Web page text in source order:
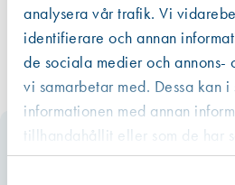
analysera vår trafik. Vi
identifierare och annan
de sociala medier och annons-
vi samarbetar med. Dessa kan
informationen med annan
tillhandahållit eller som de har
använt deras tjänster.